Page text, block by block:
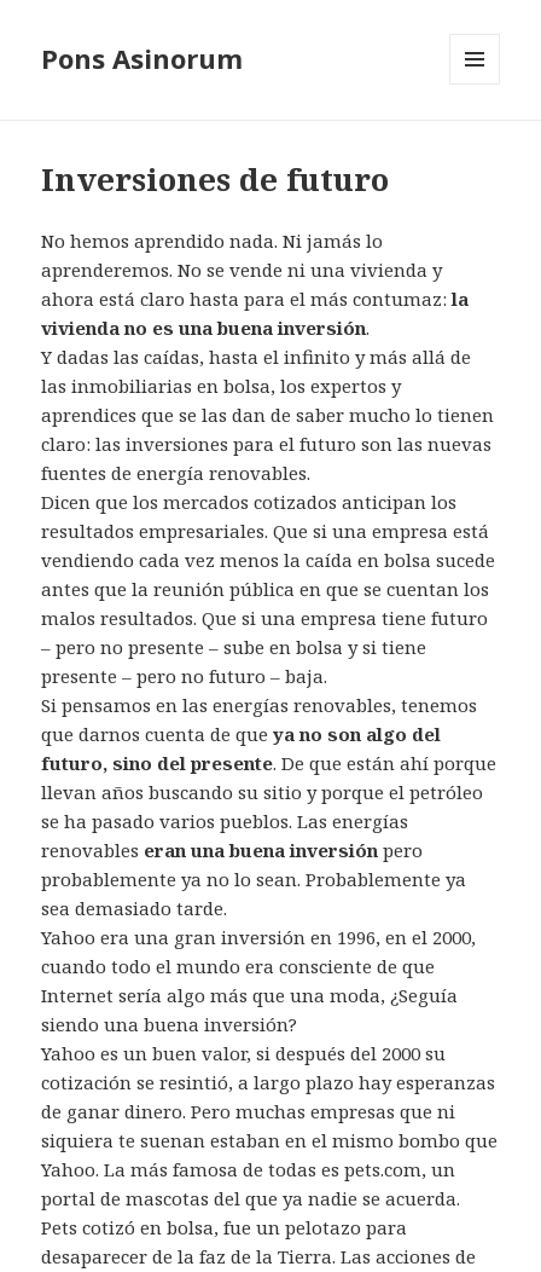
Pons Asinorum
Inversiones de futuro
No hemos aprendido nada. Ni jamás lo
aprenderemos. No se vende ni una vivienda y
ahora está claro hasta para el más contumaz:la
vivienda no es una buena inversión.
Y dadas las caídas, hasta el infinito y más allá de
las inmobiliarias en bolsa, los expertos y
aprendices que se las dan de saber mucho lo tienen
claro: las inversiones para el futuro son las nuevas
fuentes de energía renovables.
Dicen que los mercados cotizados anticipan los
resultados empresariales. Que si una empresa está
vendiendo cada vez menos la caída en bolsa sucede
antes que la reunión pública en que se cuentan los
malos resultados. Que si una empresa tiene futuro
– pero no presente – sube en bolsa y si tiene
presente – pero no futuro – baja.
Si pensamos en las energías renovables, tenemos
que darnos cuenta de queya no son algo del
futuro, sino del presente. De que están ahí porque
llevan años buscando su sitio y porque el petróleo
se ha pasado varios pueblos. Las energías
renovables eran una buena inversión pero
probablemente ya no lo sean. Probablemente ya
sea demasiado tarde.
Yahoo era una gran inversión en 1996, en el 2000,
cuando todo el mundo era consciente de que
Internet sería algo más que una moda, ¿Seguía
siendo una buena inversión?
Yahoo es un buen valor, si después del 2000 su
cotización se resintió, a largo plazo hay esperanzas
de ganar dinero. Pero muchas empresas que ni
siquiera te suenan estaban en el mismo bombo que
Yahoo. La más famosa de todas es pets.com, un
portal de mascotas del que ya nadie se acuerda.
Pets cotizó en bolsa, fue un pelotazo para
desaparecer de la faz de la Tierra. Las acciones de